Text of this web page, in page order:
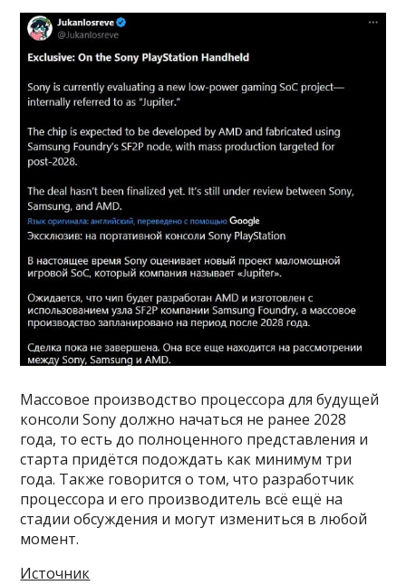
Массовое производство процессора для будущей
консоли Sony должно начаться не ранее 2028
года, то есть до полноценного представления и
старта придётся подождать как минимум три
года. Также говорится о том, что разработчик
процессора и его производитель всё ещё на
стадии обсуждения и могут измениться в любой
момент.
Источник